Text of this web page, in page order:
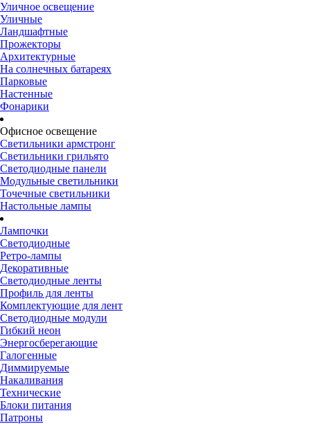
Уличное освещение
Уличные
Ландшафтные
Прожекторы
Архитектурные
На солнечных батареях
Парковые
Настенные
Фонарики
Офисное освещение
Светильники армстронг
Светильники грильято
Светодиодные панели
Модульные светильники
Точечные светильники
Настольные лампы
Лампочки
Светодиодные
Ретро-лампы
Декоративные
Светодиодные ленты
Профиль для ленты
Комплектующие для лент
Светодиодные модули
Гибкий неон
Энергосберегающие
Галогенные
Диммируемые
Накаливания
Технические
Блоки питания
Патроны